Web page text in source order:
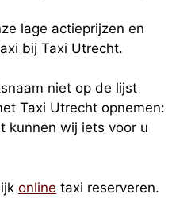
lage actieprijzen en
bij Taxi Utrecht.
niet op de lijst
Taxi Utrecht opnemen:
kunnen wij iets voor u
online taxi reserveren.